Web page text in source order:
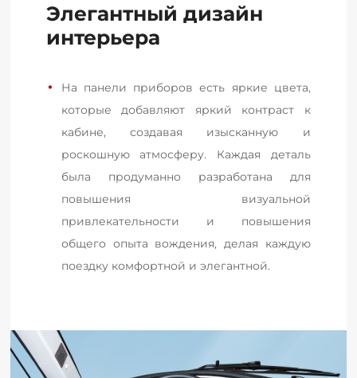
Элегантный дизайн
интерьера
На панели приборов есть яркие цвета,
которые добавляют яркий контраст к
кабине, создавая изысканную и
роскошную атмосферу. Каждая деталь
была продуманно разработана для
повышения визуальной
привлекательности и повышения
общего опыта вождения, делая каждую
поездку комфортной и элегантной.